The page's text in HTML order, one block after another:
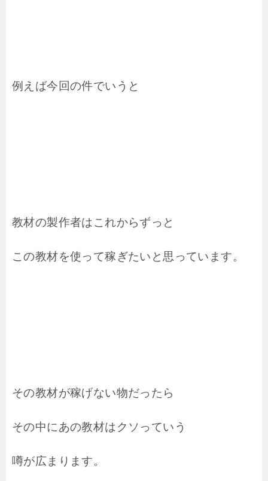
例えば今回の件でいうと
教材の製作者はこれからずっと
この教材を使って稼ぎたいと思っています。
その教材が稼げない物だったら
その中にあの教材はクソっていう
噂が広まります。